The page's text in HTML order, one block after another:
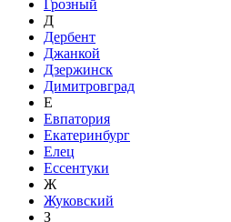
Грозный
Д
Дербент
Джанкой
Дзержинск
Димитровград
Е
Евпатория
Екатеринбург
Елец
Ессентуки
Ж
Жуковский
З